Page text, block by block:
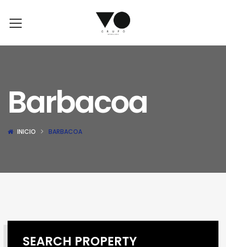
Barbacoa
INICIO BARBACOA
SEARCH PROPERTY